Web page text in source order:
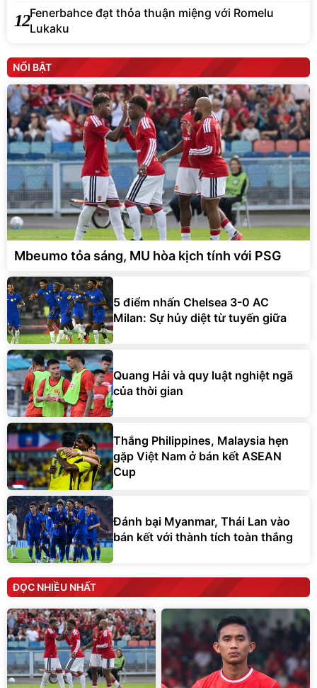
12Fenerbahce đạt thỏa thuận miệng với Romelu
Lukaku
NỔI BẬT
Mbeumo tỏa sáng, MU hòa kịch tính với PSG
5 điểm nhấn Chelsea 3-0 AC
Milan: Sự hủy diệt từ tuyến giữa
Quang Hải và quy luật nghiệt ngã
của thời gian
Thắng Philippines, Malaysia hẹn
gặp Việt Nam ở bán kết ASEAN
Cup
Đánh bại Myanmar, Thái Lan vào
bán kết với thành tích toàn thắng
ĐỌC NHIỀU NHẤT